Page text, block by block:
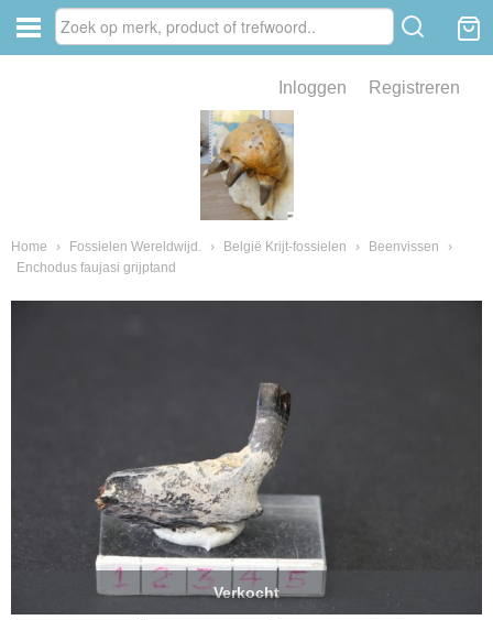
Inloggen Registreren
Home › Fossielen Wereldwijd. › België Krijt-fossielen › Beenvissen
›
Enchodus faujasi grijptand
Verkocht
van fossielen en mineralen